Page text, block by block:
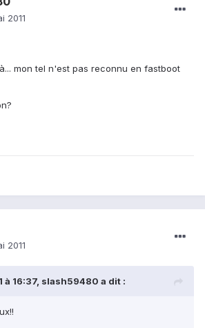
2011
mon tel n'est pas reconnu en fastboot
2011
à 16:37, slash59480 a dit :